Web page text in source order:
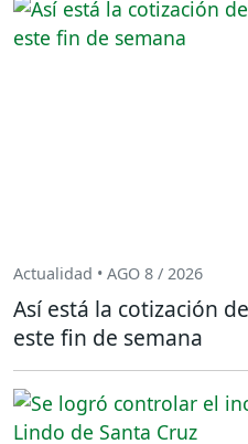
Actualidad • AGO 8 / 2026
Así está la cotización
este fin de semana